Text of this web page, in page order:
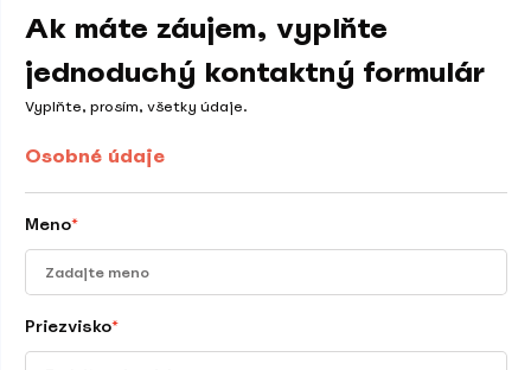
Ak máte záujem, vyplňte
jednoduchý kontaktný formulár
Vyplňte, prosím, všetky údaje.
Osobné údaje
Meno*
Priezvisko*